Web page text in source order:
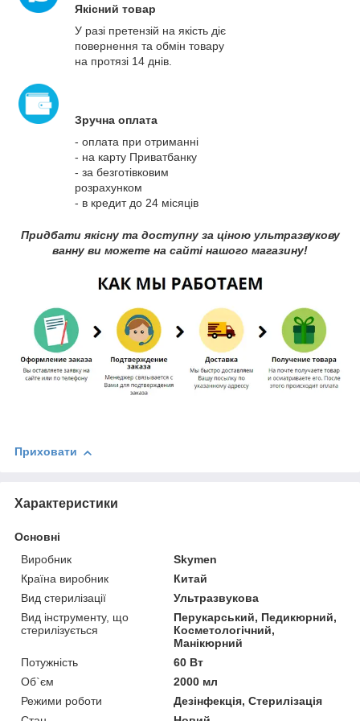
Якісний товар
У разі претензій на якість діє
повернення та обмін товару
на протязі 14 днів.
Зручна оплата
- оплата при отриманні
- на карту Приватбанку
- за безготівковим
розрахунком
- в кредит до 24 місяців
Придбати якісну та доступну за ціною ультразвукову
ванну ви можете на сайті нашого магазину!
Приховати
Характеристики
Основні
Виробник
Skymen
Країна виробник
Китай
Вид стерилізації
Ультразвукова
Вид інструменту, що
стерилізується
Перукарський, Педикюрний,
Косметологічний,
Манікюрний
Потужність
60 Вт
Об`єм
2000 мл
Режими роботи
Дезінфекція, Стерилізація